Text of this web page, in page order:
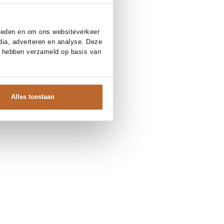
en om ons websiteverkeer
adverteren en analyse. Deze
verzameld op basis van
Alles toestaan